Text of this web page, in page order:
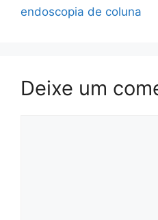
endoscopia de coluna
Deixe um